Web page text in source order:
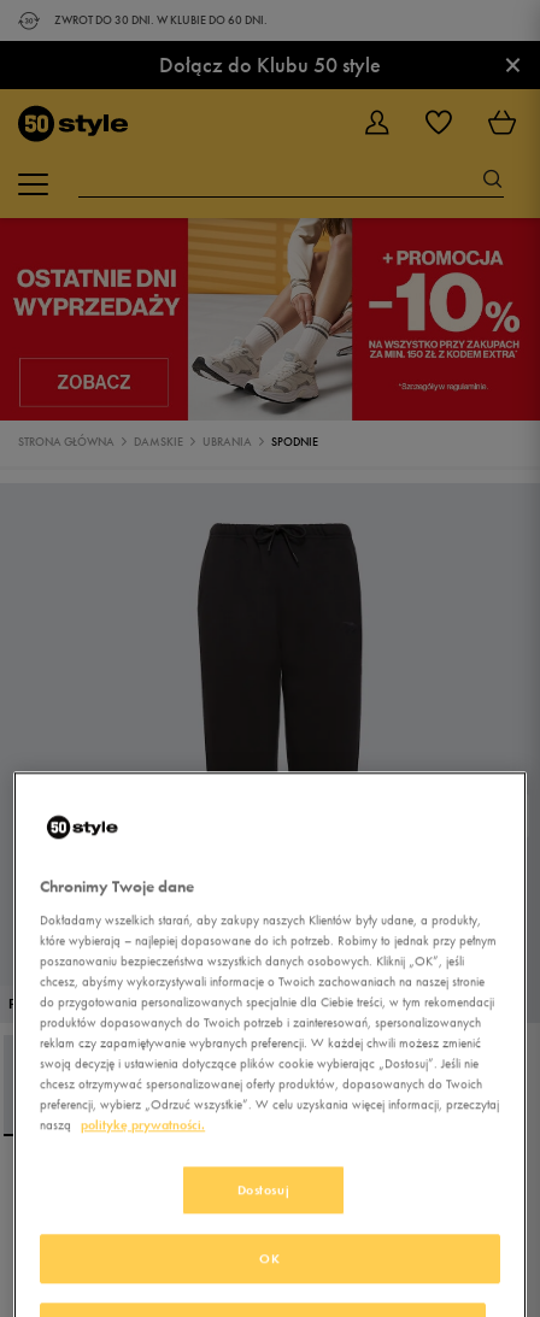
ZWROT DO 30 DNI. W KLUBIE DO 60 DNI.
Dołącz do Klubu 50 style ×
STRONA GŁÓWNA DAMSKIE UBRANIA SPODNIE
PROMO: DO -30% 1/2
AMANDA ELASTICATED
84,49złz Vat
Chronimy Twoje dane
Dokładamy wszelkich starań, aby zakupy naszych Klientów były udane, a produkty,
które wybierają – najlepiej dopasowane do ich potrzeb. Robimy to jednak przy pełnym
poszanowaniu bezpieczeństwa wszystkich danych osobowych. Kliknij „OK”, jeśli
chcesz, abyśmy wykorzystywali informacje o Twoich zachowaniach na naszej stronie
do przygotowania personalizowanych specjalnie dla Ciebie treści, w tym rekomendacji
produktów dopasowanych do Twoich potrzeb i zainteresowań, spersonalizowanych
reklam czy zapamiętywanie wybranych preferencji. W każdej chwili możesz zmienić
swoją decyzję i ustawienia dotyczące plików cookie wybierając „Dostosuj”. Jeśli nie
chcesz otrzymywać spersonalizowanej oferty produktów, dopasowanych do Twoich
preferencji, wybierz „Odrzuć wszystkie”. W celu uzyskania więcej informacji, przeczytaj
naszą
politykę prywatności.
Dostosuj
OK